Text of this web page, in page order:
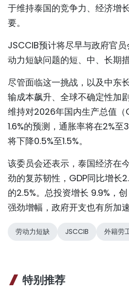
TIẾNG VIỆT
FRANÇAIS
РУССКИЙ
于维持泰国的竞争力、经济增
要。
JSCCIB预计将尽早与政府官
动力短缺问题的短、中、长期措
尽管面临这一挑战，以及中东
输成本飙升、全球不确定性加
维持对2026年国内生产总值（
1.6%的预测，通胀率将在2%
将下降0.5%至1.5%。
该委员会还表示，泰国经济在
劲的复苏韧性，GDP同比增长
的2.5%。总投资增长 9.9%，
强劲增幅，政府开支也有所加
劳动力短缺 JSCCIB 外籍劳
特别推荐